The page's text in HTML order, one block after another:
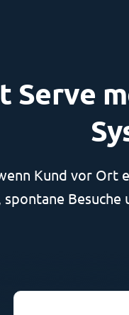
Serve
Kund vor Ort